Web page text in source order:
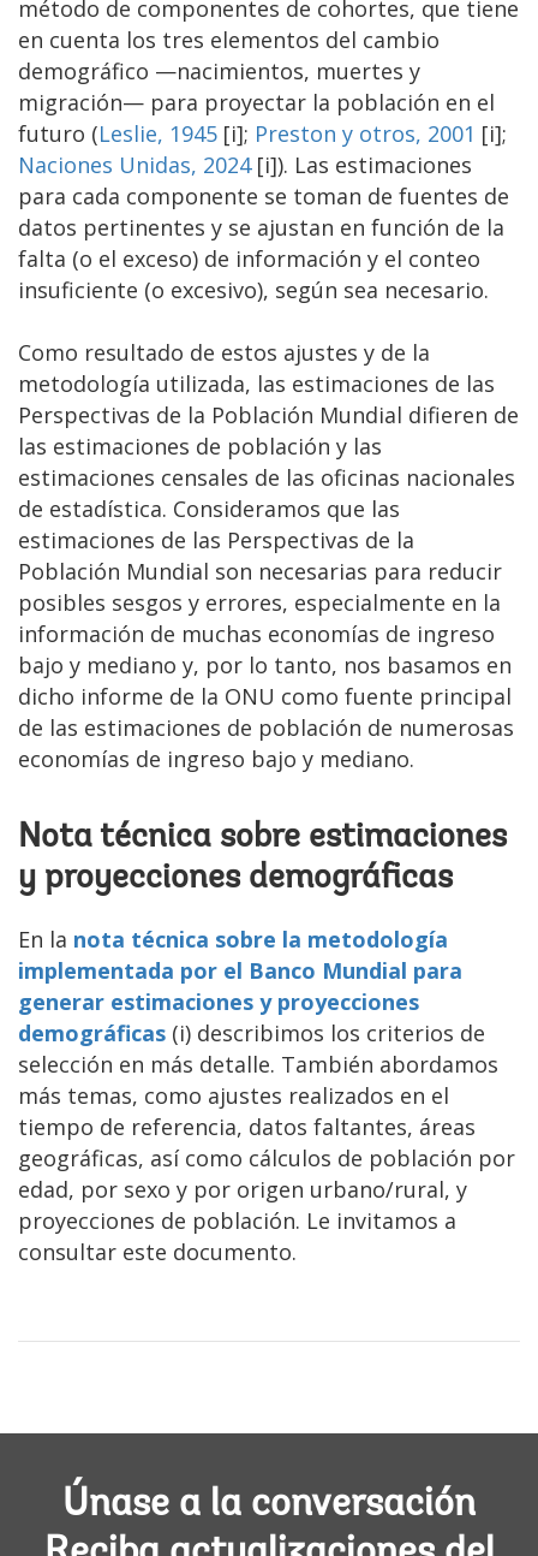
método de componentes de cohortes, que tiene
en cuenta los tres elementos del cambio
demográfico —nacimientos, muertes y
migración— para proyectar la población en el
futuro (Leslie, 1945 [i]; Preston y otros, 2001 [i];
Naciones Unidas, 2024[i]). Las estimaciones
para cada componente se toman de fuentes de
datos pertinentes y se ajustan en función de la
falta (o el exceso) de información y el conteo
insuficiente (o excesivo), según sea necesario.
Como resultado de estos ajustes y de la
metodología utilizada, las estimaciones de las
Perspectivas de la Población Mundial difieren de
las estimaciones de población y las
estimaciones censales de las oficinas nacionales
de estadística. Consideramos que las
estimaciones de las Perspectivas de la
Población Mundial son necesarias para reducir
posibles sesgos y errores, especialmente en la
información de muchas economías de ingreso
bajo y mediano y, por lo tanto, nos basamos en
dicho informe de la ONU como fuente principal
de las estimaciones de población de numerosas
economías de ingreso bajo y mediano.
Nota técnica sobre estimaciones
y proyecciones demográficas
En la nota técnica sobre la metodología
implementada por el Banco Mundial para
generar estimaciones y proyecciones
demográficas (i) describimos los criterios de
selección en más detalle. También abordamos
más temas, como ajustes realizados en el
tiempo de referencia, datos faltantes, áreas
geográficas, así como cálculos de población por
edad, por sexo y por origen urbano/rural, y
proyecciones de población. Le invitamos a
consultar este documento.
Únase a la conversación